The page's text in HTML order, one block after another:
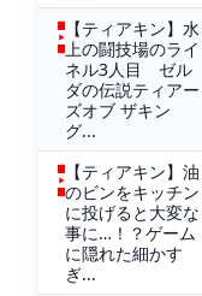
【ティアキン】水
上の闘技場のライ
ネル3人目 ゼル
ダの伝説ティアー
ズオブ ザキン
グ...
【ティアキン】油
のビンをキッチン
に投げると大変な
事に…！？ゲーム
に隠れた細かす
ぎ...